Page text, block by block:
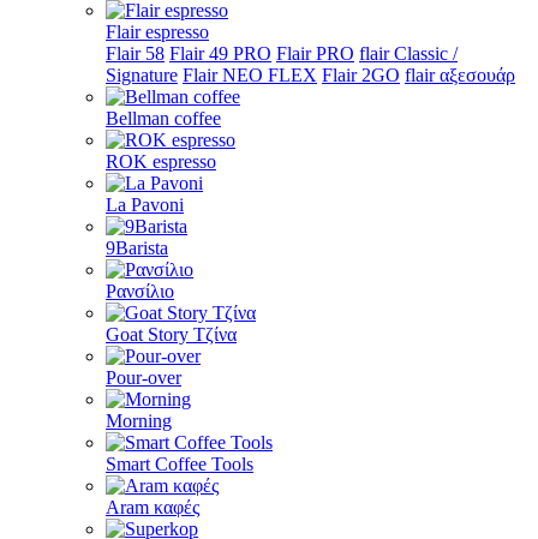
Flair espresso
Flair 58 Flair 49 PRO Flair PRO flair Classic /
Signature Flair NEO FLEX Flair 2GO flair αξεσουάρ
Bellman coffee
ROK espresso
La Pavoni
9Barista
Ρανσίλιο
Goat Story Τζίνα
Pour-over
Morning
Smart Coffee Tools
Aram καφές